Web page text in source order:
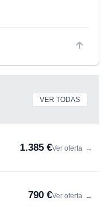
VER TODAS
1.385 €Ver oferta →
790 €Ver oferta →